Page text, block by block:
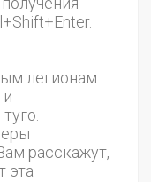
легионам
и
расскажут,
эта